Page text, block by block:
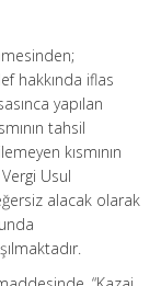
hakkında iflas
yapılan
tahsil
kısmının
Usul
alacak olarak